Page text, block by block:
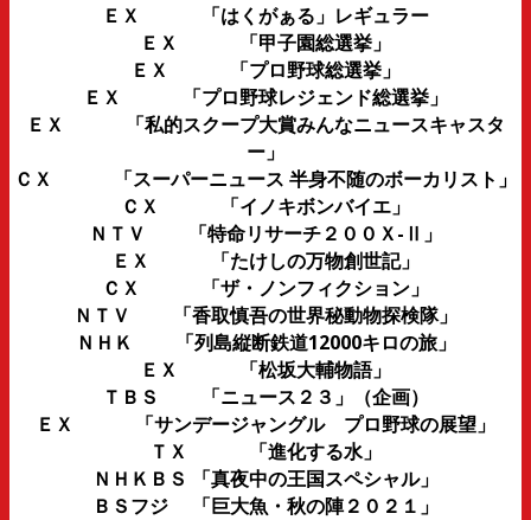
ＥＸ 「はくがぁる」レギュラー
ＥＸ 「甲子園総選挙」
ＥＸ 「プロ野球総選挙」
ＥＸ 「プロ野球レジェンド総選挙」
ＥＸ 「私的スクープ大賞みんなニュースキャスタ
ー」
ＣＸ 「スーパーニュース 半身不随のボーカリスト」
ＣＸ 「イノキボンバイエ」
ＮＴＶ 「特命リサーチ２００Ｘ-Ⅱ」
ＥＸ 「たけしの万物創世記」
ＣＸ 「ザ・ノンフィクション」
ＮＴＶ 「香取慎吾の世界秘動物探検隊」
ＮＨＫ 「列島縦断鉄道12000キロの旅」
ＥＸ 「松坂大輔物語」
ＴＢＳ 「ニュース２３」（企画）
ＥＸ 「サンデージャングル プロ野球の展望」
ＴＸ 「進化する水」
ＮＨＫＢＳ 「真夜中の王国スペシャル」
ＢＳフジ 「巨大魚・秋の陣２０２１」